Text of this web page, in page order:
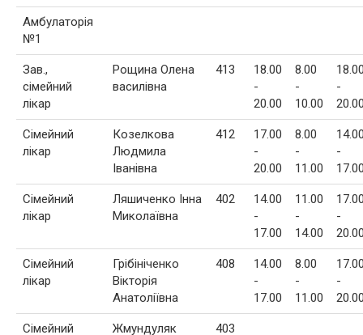
Амбулаторія
№1
Зав.,
сімейний
лікар
Рощина Олена
василівна
413
18.00
-
20.00
8.00
-
10.00
-
Сімейний
лікар
Козелкова
Людмила
Іванівна
412
17.00
-
20.00
8.00
-
11.00
-
Сімейний
лікар
Ляшиченко Інна
Миколаївна
402
14.00
-
17.00
11.00
-
14.00
-
Сімейний
лікар
Грібініченко
Вікторія
Анатоліївна
408
14.00
-
17.00
8.00
-
11.00
-
Сімейний Жмундуляк 403